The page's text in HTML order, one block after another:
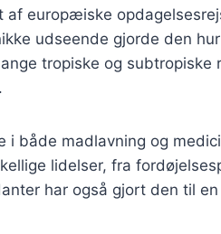
europæiske
udseende gjorde den
tropiske og subtropiske
i både madlavning og
lidelser, fra
har også gjort den til